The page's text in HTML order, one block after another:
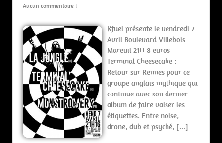
Aucun commentaire ↓
Kfuel présente le vendredi 7
Avril Boulevard Villebois
Mareuil 21H 8 euros
Terminal Cheesecake :
Retour sur Rennes pour ce
groupe anglais mythique qui
continue avec son dernier
album de faire valser les
étiquettes. Entre noise,
drone, dub et psyché, […]